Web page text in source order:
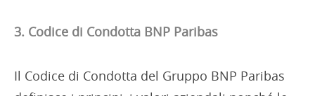
3. Codice di Condotta BNP Paribas
Il Codice di Condotta del Gruppo BNP Paribas